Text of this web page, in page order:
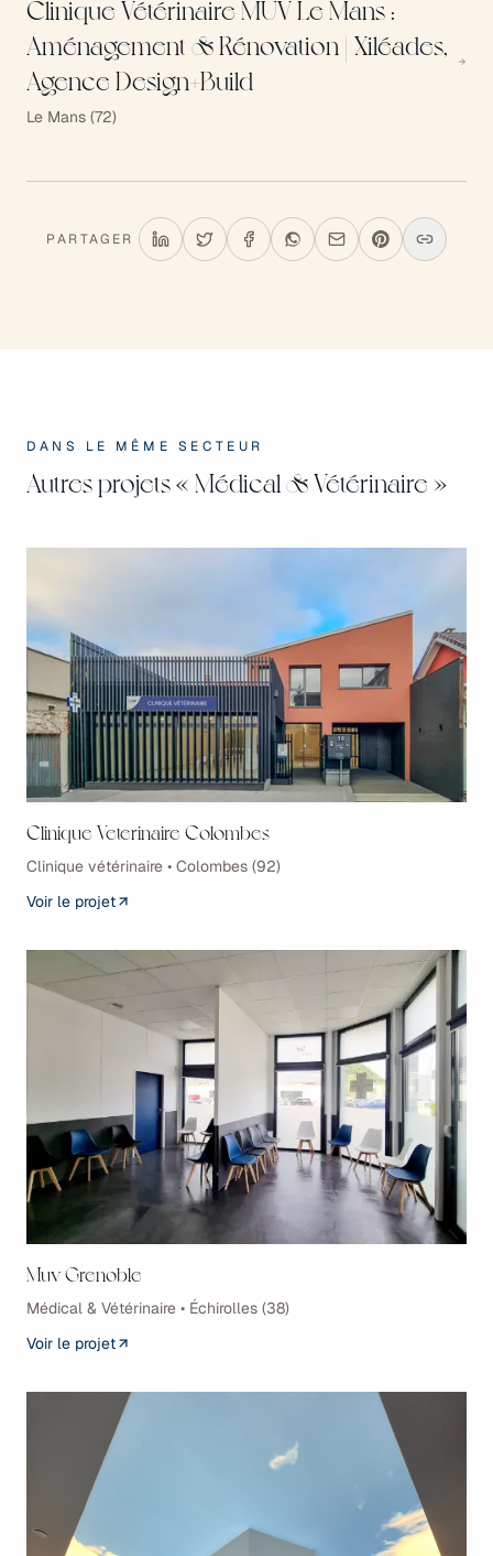
Clinique Vétérinaire MUV Le Mans :
Aménagement & Rénovation | Xiléades,
Agence Design+Build
Le Mans (72)
PARTAGER
DANS LE MÊME SECTEUR
Autres projets « Médical & Vétérinaire »
Clinique Veterinaire Colombes
Clinique vétérinaire • Colombes (92)
Voir le projet
Muv Grenoble
Médical & Vétérinaire • Échirolles (38)
Voir le projet